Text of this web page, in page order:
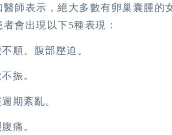
醫師表示，絕大多數有卵巢囊腫的
者會出現以下5種表現：
順、腹部壓迫。
振。
期紊亂。
痛。